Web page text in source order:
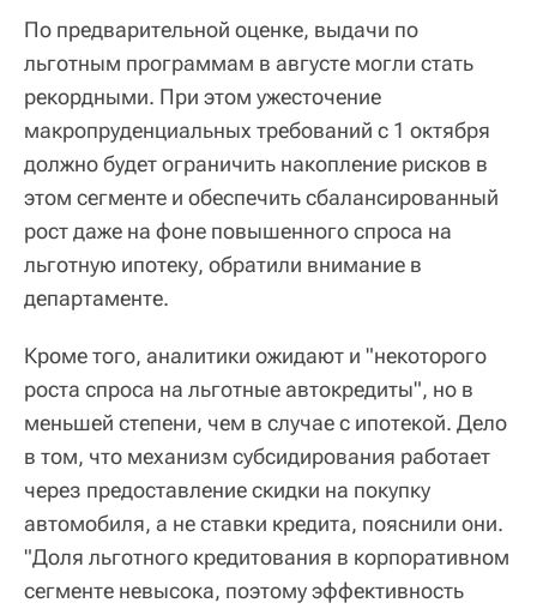
По предварительной оценке, выдачи по
льготным программам в августе могли стать
рекордными. При этом ужесточение
макропруденциальных требований с 1 октября
должно будет ограничить накопление рисков в
этом сегменте и обеспечить сбалансированный
рост даже на фоне повышенного спроса на
льготную ипотеку, обратили внимание в
департаменте.
Кроме того, аналитики ожидают и "некоторого
роста спроса на льготные автокредиты", но в
меньшей степени, чем в случае с ипотекой. Дело
в том, что механизм субсидирования работает
через предоставление скидки на покупку
автомобиля, а не ставки кредита, пояснили они.
"Доля льготного кредитования в корпоративном
сегменте невысока, поэтому эффективность